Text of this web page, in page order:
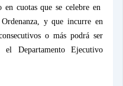
en cuotas que se celebre en
y que incurre en
o más podrá ser
el Departamento Ejecutivo